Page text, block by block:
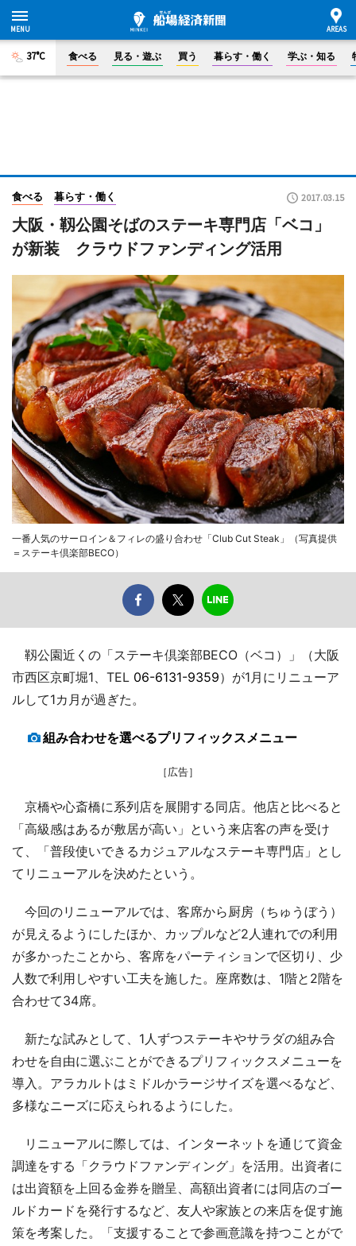
37°C 食べる 見る・遊ぶ 買う 暮らす・働く 学ぶ・知る
食べる 暮らす・働く 2017.03.15
大阪・靱公園そばのステーキ専門店「ベコ」
が新装 クラウドファンディング活用
一番人気のサーロイン＆フィレの盛り合わせ「Club Cut Steak」（写真提供
＝ステーキ倶楽部BECO）
靱公園近くの「ステーキ倶楽部BECO（ベコ）」（大阪
市西区京町堀1、TEL 06-6131-9359）が1月にリニューア
ルして1カ月が過ぎた。
組み合わせを選べるプリフィックスメニュー
［広告］
京橋や心斎橋に系列店を展開する同店。他店と比べると
「高級感はあるが敷居が高い」という来店客の声を受け
て、「普段使いできるカジュアルなステーキ専門店」とし
てリニューアルを決めたという。
今回のリニューアルでは、客席から厨房（ちゅうぼう）
が見えるようにしたほか、カップルなど2人連れでの利用
が多かったことから、客席をパーティションで区切り、少
人数で利用しやすい工夫を施した。座席数は、1階と2階を
合わせて34席。
新たな試みとして、1人ずつステーキやサラダの組み合
わせを自由に選ぶことができるプリフィックスメニューを
導入。アラカルトはミドルかラージサイズを選べるなど、
多様なニーズに応えられるようにした。
リニューアルに際しては、インターネットを通じて資金
調達をする「クラウドファンディング」を活用。出資者に
は出資額を上回る金券を贈呈、高額出資者には同店のゴー
ルドカードを発行するなど、友人や家族との来店を促す施
策を考案した。「支援することで参画意識を持つことがで